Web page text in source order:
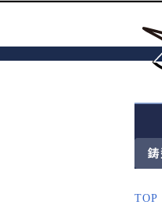
TOP